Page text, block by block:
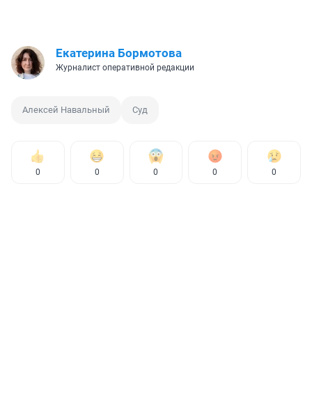
Екатерина Бормотова
Журналист оперативной редакции
Алексей Навальный Суд
0 0 0 0 0